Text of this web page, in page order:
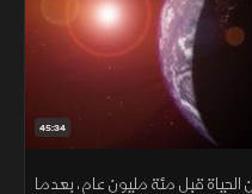
45:34
قبل مئة مليون عام، بعدما